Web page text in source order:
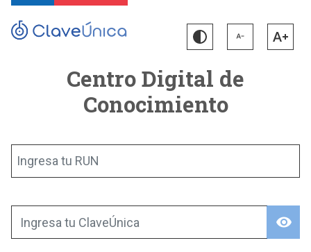
Centro Digital de
Conocimiento
Ingresa tu RUN
visibility
Ingresa tu ClaveÚnica